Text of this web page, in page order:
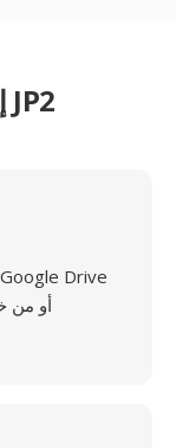
كيفية تحويل OTF إلى JP2